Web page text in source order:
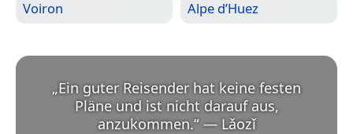
Voiron Alpe d’Huez
„Ein guter Reisender hat keine festen
Pläne und ist nicht darauf aus,
anzukommen.“ — Lǎozǐ